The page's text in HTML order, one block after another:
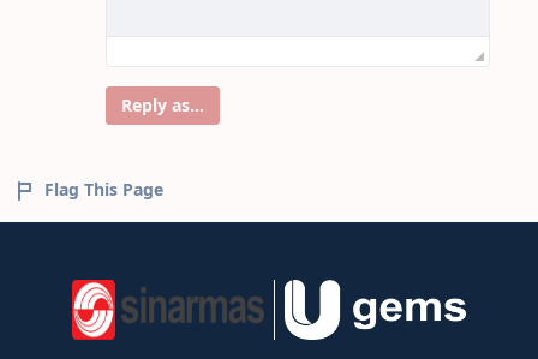
Reply as...
Flag This Page